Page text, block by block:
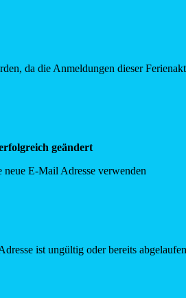
da die Anmeldungen dieser
geändert
neue E-Mail Adresse verwenden
ist ungültig oder bereits